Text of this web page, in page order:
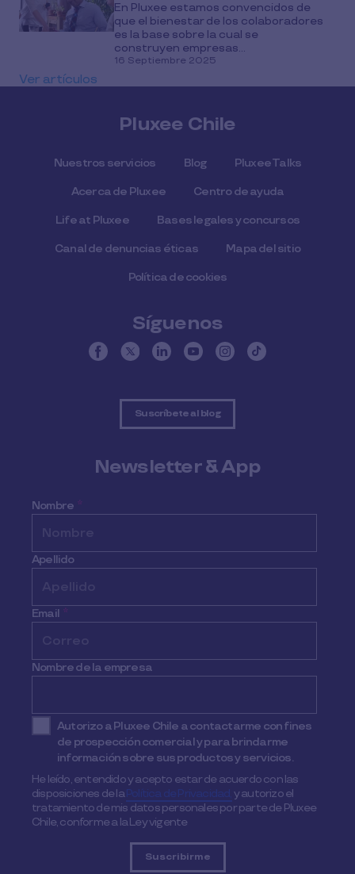
En Pluxee estamos convencidos de
que el bienestar de los colaboradores
es la base sobre la cual se
construyen empresas...
16 Septiembre 2025
Ver artículos
Pluxee Chile
Nuestros servicios Blog Pluxee Talks
Acerca de Pluxee Centro de ayuda
Life at Pluxee Bases legales y concursos
Canal de denuncias éticas Mapa del sitio
Política de cookies
Síguenos
Suscríbete al blog
Newsletter & App
Nombre *
Apellido
Email *
Nombre de la empresa
Autorizo a Pluxee Chile a contactarme con fines
de prospección comercial y para brindarme
información sobre sus productos y servicios.
He leído, entendido y acepto estar de acuerdo con las
disposiciones de laPolítica de Privacidad,y autorizo el
tratamiento de mis datos personales por parte de Pluxee
Chile, conforme a la Ley vigente